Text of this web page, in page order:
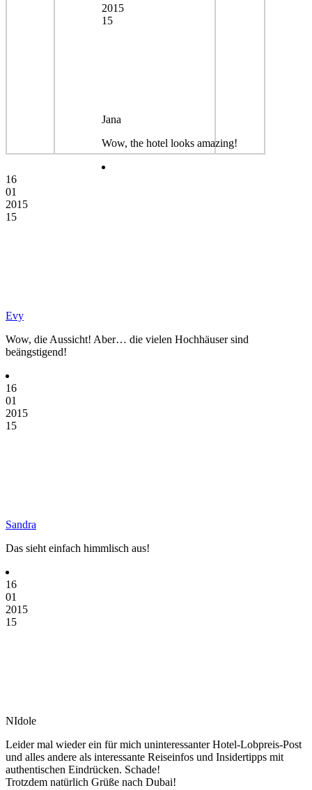
2015
15
Jana
Wow, the hotel looks amazing!
16
01
2015
15
Evy
Wow, die Aussicht! Aber… die vielen Hochhäuser sind
beängstigend!
16
01
2015
15
Sandra
Das sieht einfach himmlisch aus!
16
01
2015
15
NIdole
Leider mal wieder ein für mich uninteressanter Hotel-Lobpreis-Post
und alles andere als interessante Reiseinfos und Insidertipps mit
authentischen Eindrücken. Schade!
Trotzdem natürlich Grüße nach Dubai!